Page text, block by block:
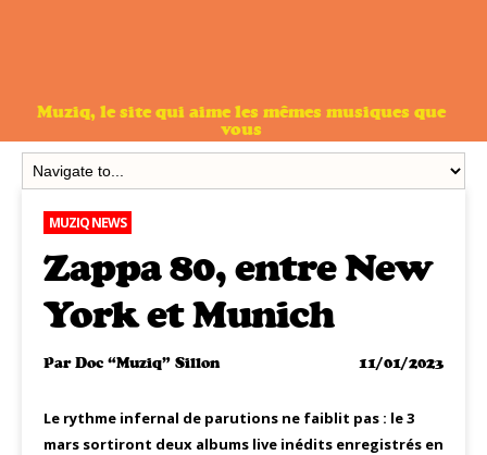
Muziq, le site qui aime les mêmes musiques que
vous
MUZIQ NEWS
Zappa 80, entre New
York et Munich
ParDoc “Muziq” Sillon 11/01/2023
Le rythme infernal de parutions ne faiblit pas : le 3
mars sortiront deux albums live inédits enregistrés en